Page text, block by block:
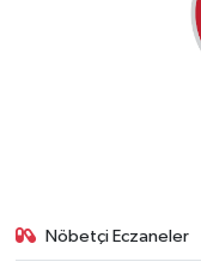
Nöbetçi Eczaneler